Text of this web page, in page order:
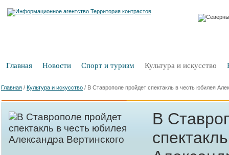
Главная Новости Спорт и туризм Культура и искусство
Главная / Культура и искусство / В Ставрополе пройдет спектакль в честь юбилея
В